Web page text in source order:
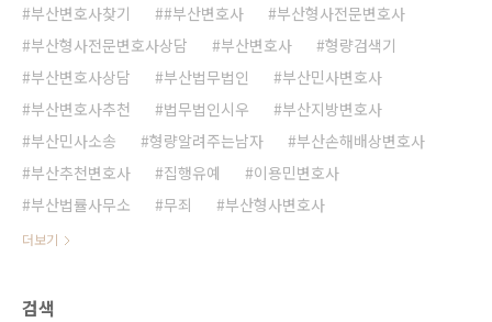
부산변호사찾기
#부산변호사
부산형사전문변호사
부산형사전문변호사상담
부산변호사
형량검색기
부산변호사상담
부산법무법인
부산민사변호사
부산변호사추천
법무법인시우
부산지방변호사
부산민사소송
형량알려주는남자
부산손해배상변호사
부산추천변호사
집행유예
이용민변호사
부산법률사무소
무죄 부산형사변호사
더보기
검색